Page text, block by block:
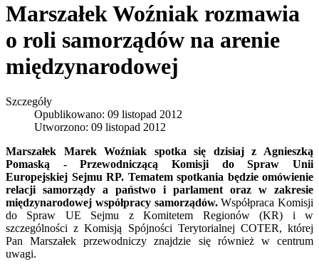
Marszałek Woźniak rozmawia
o roli samorządów na arenie
międzynarodowej
Szczegóły
Opublikowano: 09 listopad 2012
Utworzono: 09 listopad 2012
Marszałek Marek Woźniak spotka się dzisiaj z Agnieszką
Pomaską - Przewodniczącą Komisji do Spraw Unii
Europejskiej Sejmu RP. Tematem spotkania będzie omówienie
relacji samorządy a państwo i parlament oraz w zakresie
międzynarodowej współpracy samorządów.Współpraca Komisji
do Spraw UE Sejmu z Komitetem Regionów (KR) i w
szczególności z Komisją Spójności Terytorialnej COTER, której
Pan Marszałek przewodniczy znajdzie się również w centrum
uwagi.